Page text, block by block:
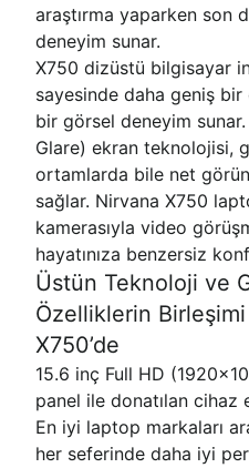
araştırma yaparken son
deneyim sunar.
X750 dizüstü bilgisayar
sayesinde daha geniş bir
bir görsel deneyim
Glare) ekran teknolojisi,
ortamlarda bile net
sağlar. Nirvana X750
kamerasıyla video
hayatınıza benzersiz
Üstün Teknoloji ve
Özelliklerin
X750’de
15.6 inç Full HD
panel ile donatılan cihaz
En iyi laptop markaları
her seferinde daha iyi